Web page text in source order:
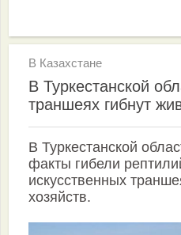
В Казахстане
В Туркестанской
траншеях гибнут
В Туркестанской
факты гибели
искусственных
хозяйств.